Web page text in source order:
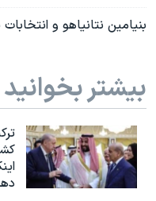
بنیامین نتانیاهو و انتخابات
بیشتر بخوانید